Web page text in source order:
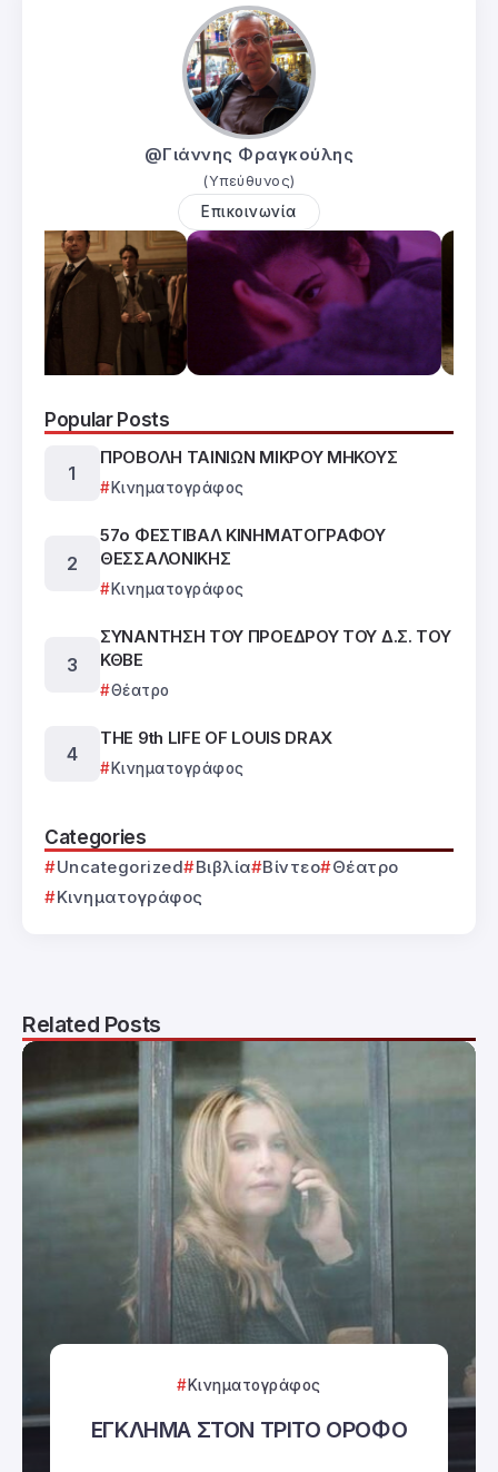
@Γιάννης Φραγκούλης
(Υπεύθυνος)
Επικοινωνία
Popular Posts
ΠΡΟΒΟΛΗ ΤΑΙΝΙΩΝ ΜΙΚΡΟΥ ΜΗΚΟΥΣ
Κινηματογράφος
57ο ΦΕΣΤΙΒΑΛ ΚΙΝΗΜΑΤΟΓΡΑΦΟΥ
ΘΕΣΣΑΛΟΝΙΚΗΣ
Κινηματογράφος
ΣΥΝΑΝΤΗΣΗ ΤΟΥ ΠΡΟΕΔΡΟΥ ΤΟΥ Δ.Σ. ΤΟΥ
ΚΘΒΕ
Θέατρο
ΤΗΕ 9th LIFE OF LOUIS DRAX
Κινηματογράφος
Categories
Uncategorized Βιβλία Βίντεο
Θέατρο
Κινηματογράφος
Related Posts
Κινηματογράφος
ΕΓΚΛΗΜΑ ΣΤΟΝ ΤΡΙΤΟ ΟΡΟΦΟ